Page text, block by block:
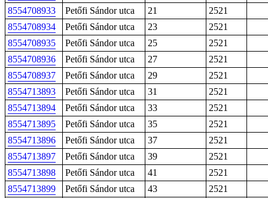
8554708933
Petőfi Sándor utca 21
2521
8554708934
Petőfi Sándor utca 23
2521
8554708935
Petőfi Sándor utca 25
2521
8554708936
Petőfi Sándor utca 27
2521
8554708937
Petőfi Sándor utca 29
2521
8554713893
Petőfi Sándor utca 31
2521
8554713894
Petőfi Sándor utca 33
2521
8554713895
Petőfi Sándor utca 35
2521
8554713896
Petőfi Sándor utca 37
2521
8554713897
Petőfi Sándor utca 39
2521
8554713898
Petőfi Sándor utca 41
2521
8554713899
Petőfi Sándor utca 43
2521